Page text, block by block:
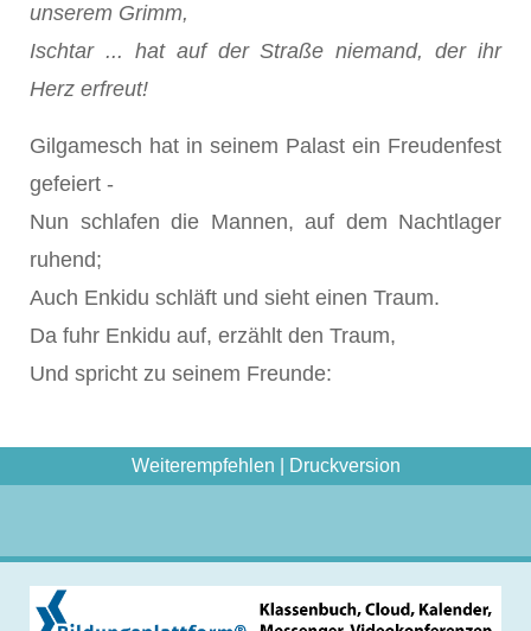
unserem Grimm,
Ischtar ... hat auf der Straße niemand, der ihr
Herz erfreut!
Gilgamesch hat in seinem Palast ein Freudenfest
gefeiert -
Nun schlafen die Mannen, auf dem Nachtlager
ruhend;
Auch Enkidu schläft und sieht einen Traum.
Da fuhr Enkidu auf, erzählt den Traum,
Und spricht zu seinem Freunde:
Weiterempfehlen Druckversion